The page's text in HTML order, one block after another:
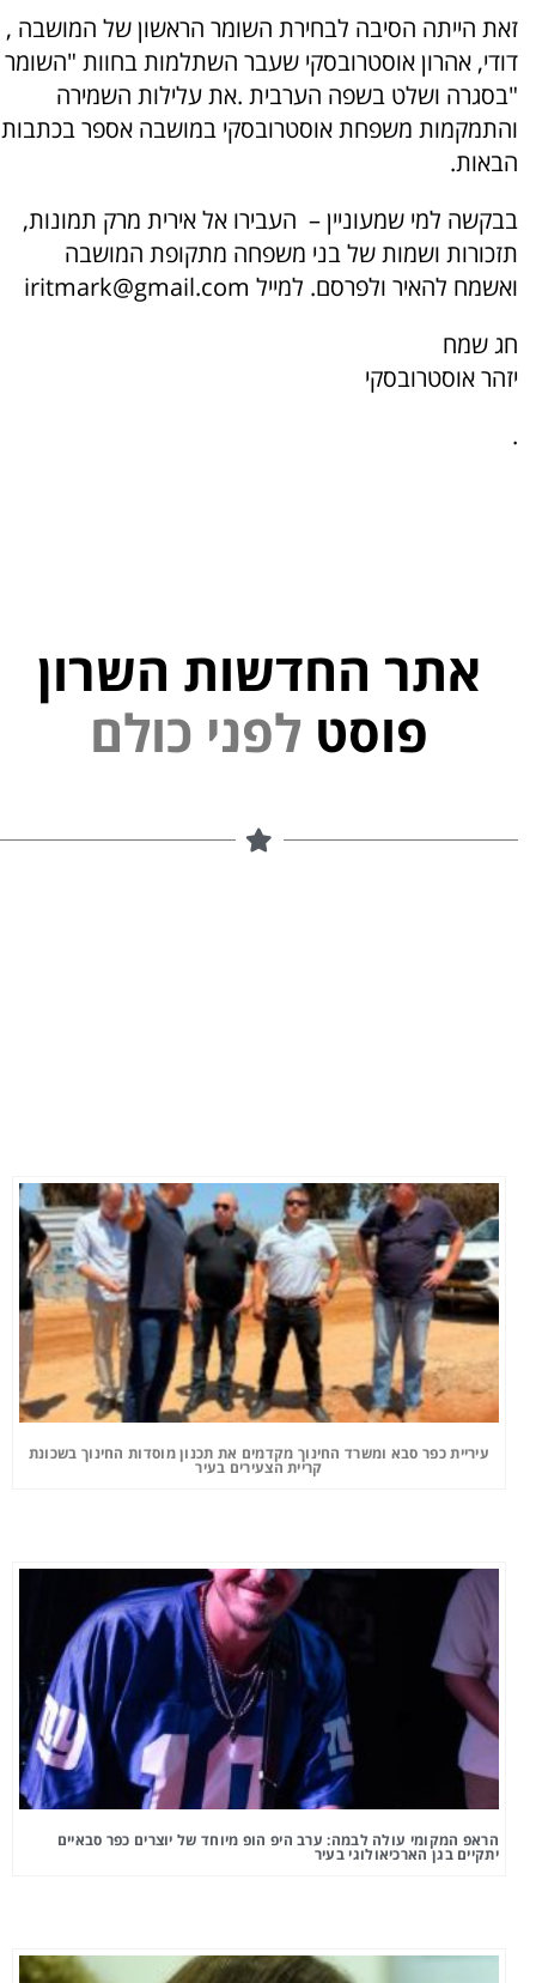
זאת הייתה הסיבה לבחירת השומר הראשון של המושבה ,
דודי, אהרון אוסטרובסקי שעבר השתלמות בחוות "השומר
"בסגרה ושלט בשפה הערבית .את עלילות השמירה
והתמקמות משפחת אוסטרובסקי במושבה אספר בכתבות
הבאות.
בבקשה למי שמעוניין – העבירו אל אירית מרק תמונות,
תזכורות ושמות של בני משפחה מתקופת המושבה
ואשמח להאיר ולפרסם. למייל iritmark@gmail.com
חג שמח
יזהר אוסטרובסקי
.
אתר החדשות השרון
פוסט
עיריית כפר סבא ומשרד החינוך מקדמים את תכנון מוסדות החינוך בשכונת
קריית הצעירים בעיר
הראפ המקומי עולה לבמה: ערב היפ הופ מיוחד של יוצרים כפר סבאיים
יתקיים בגן הארכיאולוגי בעיר